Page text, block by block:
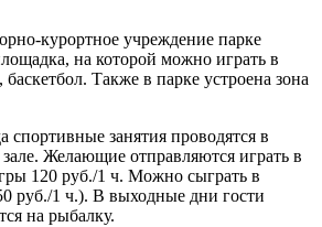
курортное учреждение парке
на которой можно играть в
Также в парке устроена зона
спортивные занятия проводятся в
Желающие отправляются играть в
120 руб./1 ч. Можно сыграть в
руб./1 ч.). В выходные дни гости
на рыбалку.